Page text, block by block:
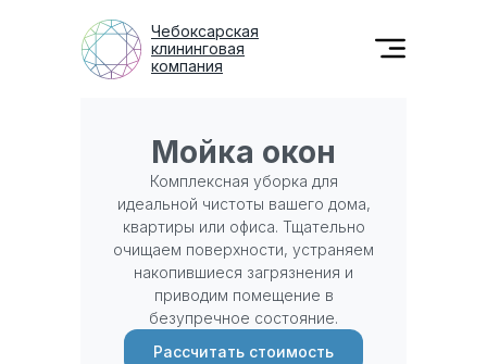
Чебоксарская
клининговая
компания
Мойка окон
Комплексная уборка для
идеальной чистоты вашего дома,
квартиры или офиса. Тщательно
очищаем поверхности, устраняем
накопившиеся загрязнения и
приводим помещение в
безупречное состояние.
Рассчитать стоимость